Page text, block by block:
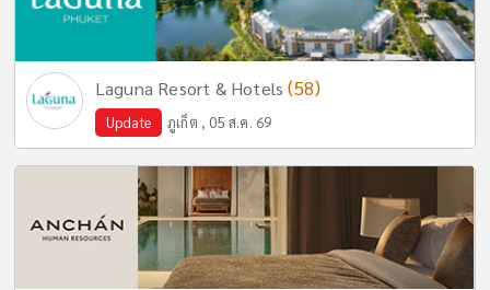
Laguna Resort & Hotels(58)
Update ภูเก็ต , 05 ส.ค. 69